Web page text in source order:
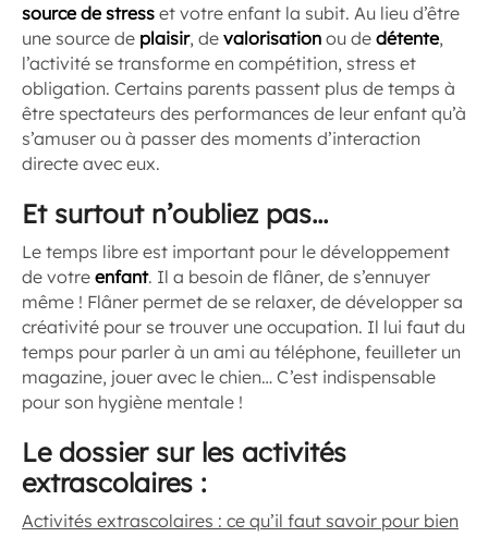
source de stress et votre enfant la subit. Au lieu d’être
une source de plaisir, de valorisation ou de détente,
l’activité se transforme en compétition, stress et
obligation. Certains parents passent plus de temps à
être spectateurs des performances de leur enfant qu’à
s’amuser ou à passer des moments d’interaction
directe avec eux.
Et surtout n’oubliez pas…
Le temps libre est important pour le développement
de votre enfant. Il a besoin de flâner, de s’ennuyer
même ! Flâner permet de se relaxer, de développer sa
créativité pour se trouver une occupation. Il lui faut du
temps pour parler à un ami au téléphone, feuilleter un
magazine, jouer avec le chien… C’est indispensable
pour son hygiène mentale !
Le dossier sur les activités
extrascolaires :
Activités extrascolaires : ce qu’il faut savoir pour bien